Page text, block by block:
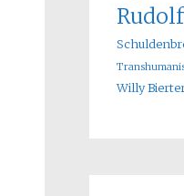
Willy